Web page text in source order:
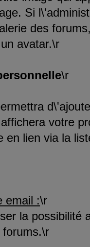
Si
des
avatar.\r
\r
votre
en lien via la
email :\r
la possibilité
forums.\r